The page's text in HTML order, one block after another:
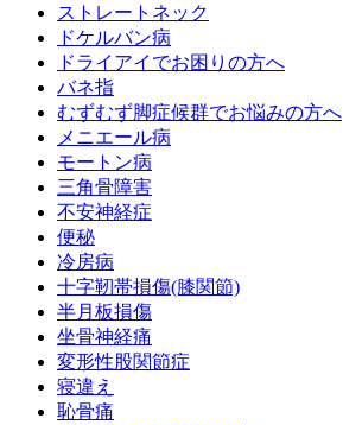
ストレートネック
ドケルバン病
ドライアイでお困りの方へ
バネ指
むずむず脚症候群でお悩みの方へ
メニエール病
モートン病
三角骨障害
不安神経症
便秘
冷房病
十字靭帯損傷(膝関節)
半月板損傷
坐骨神経痛
変形性股関節症
寝違え
恥骨痛